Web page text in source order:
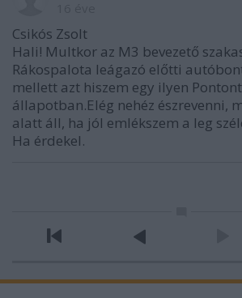
Csikós Zsolt
Hali! Multkor az M3 bevezető
Rákospalota leágazó előtti
mellett azt hiszem egy ilyen
állapotban.Elég nehéz észrevenni,
alatt áll, ha jól emlékszem a leg
Ha érdekel.